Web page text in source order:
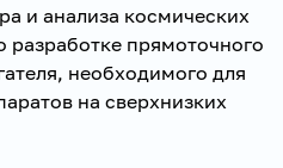
и анализа космических
прямоточного
необходимого для
на сверхнизких